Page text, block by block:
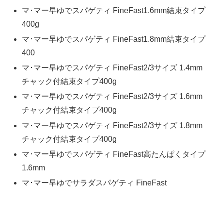
マ･マー早ゆでスパゲティ FineFast1.6mm結束タイプ
400g
マ･マー早ゆでスパゲティ FineFast1.8mm結束タイプ
400
マ･マー早ゆでスパゲティ FineFast2/3サイズ 1.4mm
チャック付結束タイプ400g
マ･マー早ゆでスパゲティ FineFast2/3サイズ 1.6mm
チャック付結束タイプ400g
マ･マー早ゆでスパゲティ FineFast2/3サイズ 1.8mm
チャック付結束タイプ400g
マ･マー早ゆでスパゲティ FineFast高たんぱくタイプ
1.6mm
マ･マー早ゆでサラダスパゲティ FineFast